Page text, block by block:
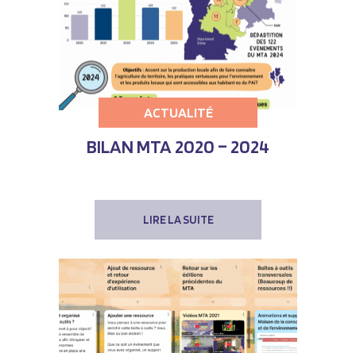
ACTUALITÉ
BILAN MTA 2020 – 2024
LIRE LA SUITE